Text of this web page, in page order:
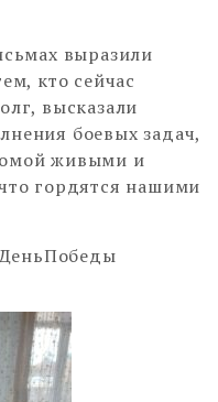
выразили
кто сейчас
высказали
боевых задач,
живыми и
гордятся нашими